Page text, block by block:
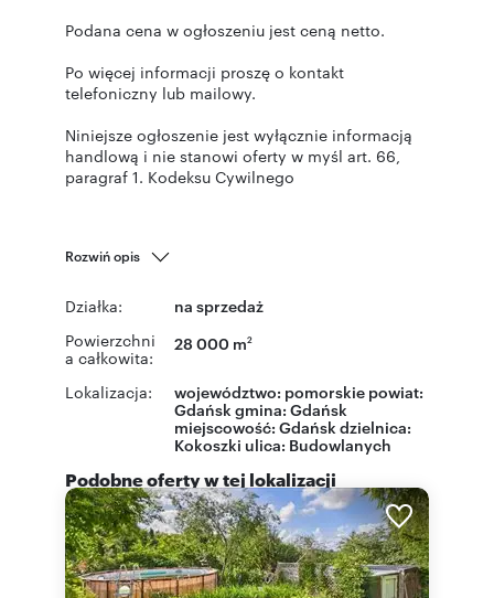
Podana cena w ogłoszeniu jest ceną netto.
Po więcej informacji proszę o kontakt
telefoniczny lub mailowy.
Niniejsze ogłoszenie jest wyłącznie informacją
handlową i nie stanowi oferty w myśl art. 66,
paragraf 1. Kodeksu Cywilnego
Rozwiń opis
Działka: na sprzedaż
Powierzchni
a całkowita:
28 000 m2
Lokalizacja: województwo: pomorskie powiat:
Gdańsk gmina:Gdańsk
miejscowość: Gdańsk dzielnica:
Kokoszki ulica: Budowlanych
Podobne oferty w tej lokalizacji